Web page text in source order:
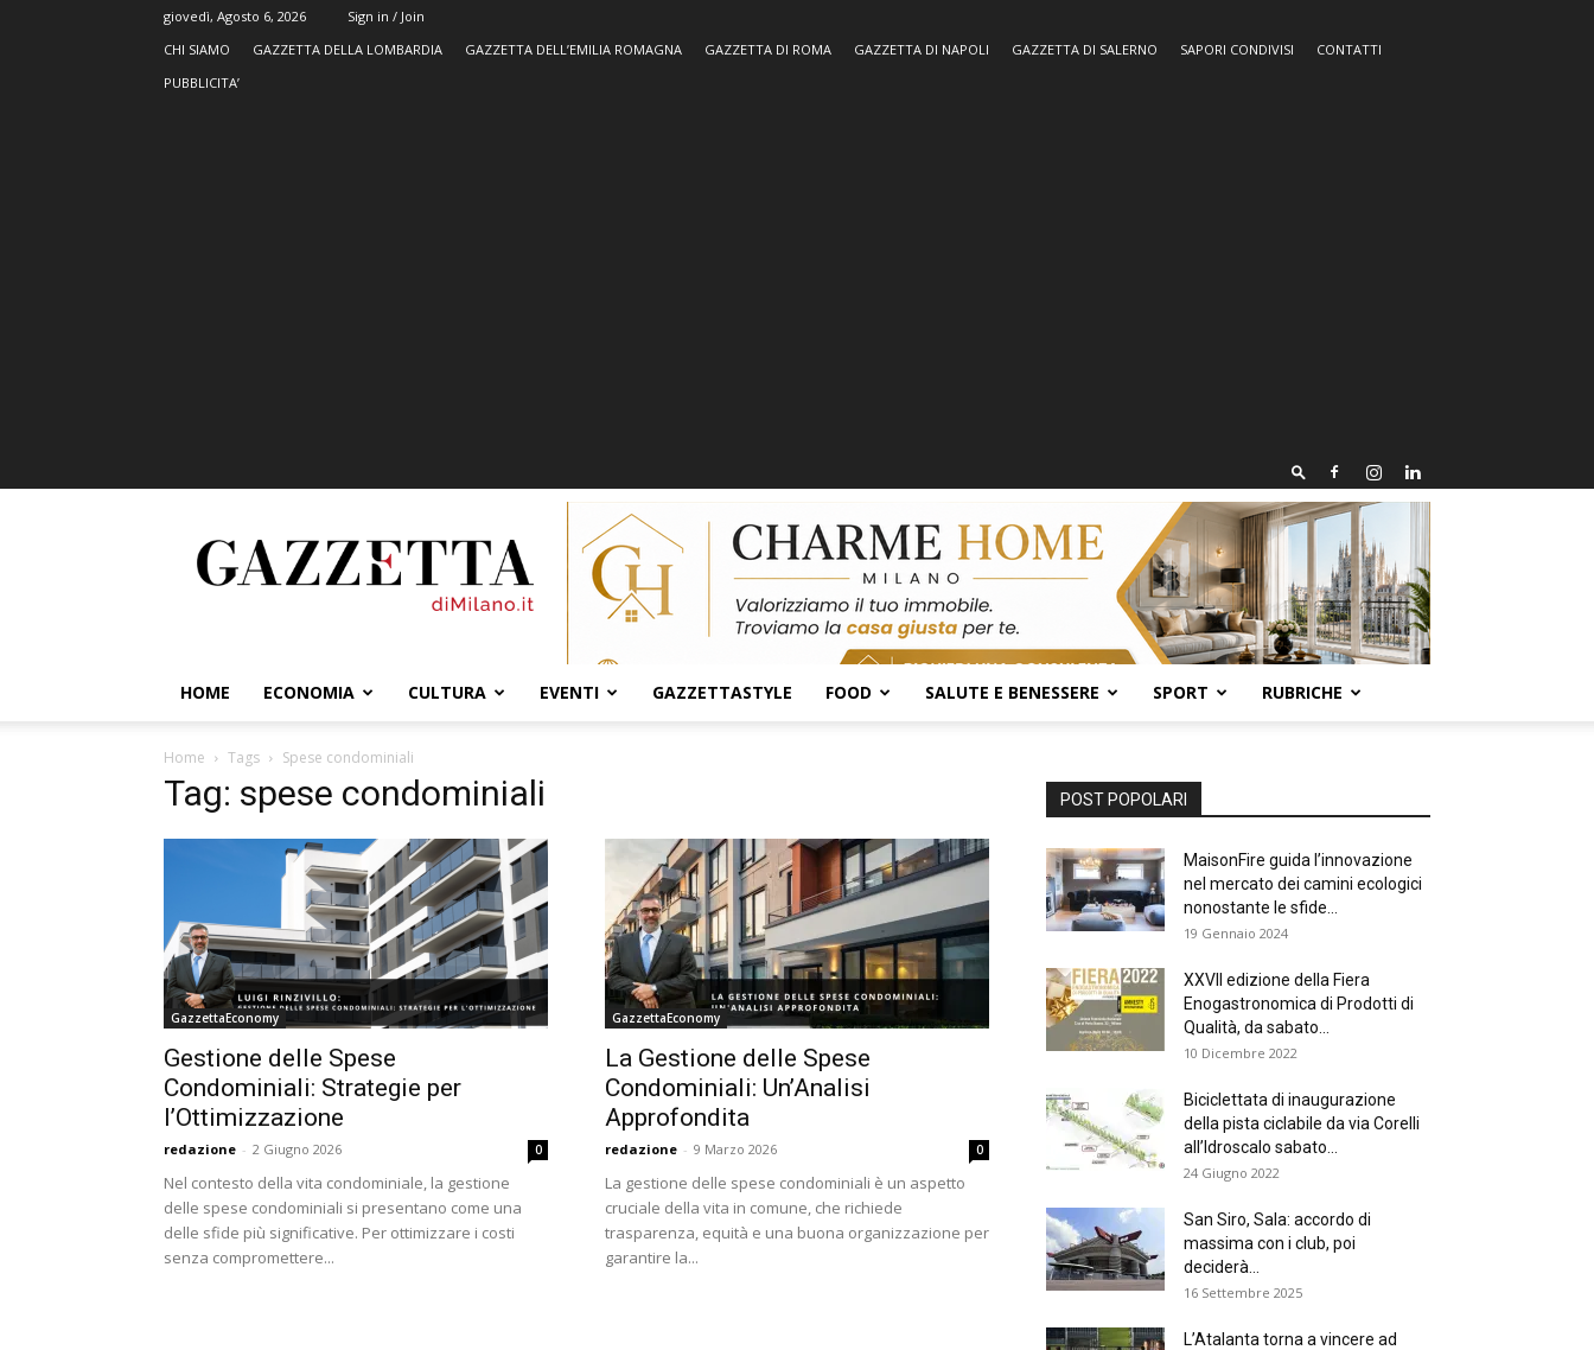
giovedì, Agosto 6, 2026
Sign in / Join
CHI SIAMO
GAZZETTA DELLA LOMBARDIA GAZZETTA DELL’EMILIA ROMAGNA GAZZETTA DI ROMA GAZZETTA DI NAPOLI GAZZETTA DI SALERNO SAPORI CONDIVISI
CONTATTI
PUBBLICITA’
HOME ECONOMIA CULTURA EVENTI GAZZETTASTYLE FOOD SALUTE E BENESSERE SPORT RUBRICHE
Home Tags Spese condominiali
Tag: spese condominiali
GazzettaEconomy
Gestione delle Spese
Condominiali: Strategie per
l’Ottimizzazione
redazione - 2 Giugno 2026 0
Nel contesto della vita condominiale, la gestione
delle spese condominiali si presentano come una
delle sfide più significative. Per ottimizzare i costi
senza compromettere...
GazzettaEconomy
La Gestione delle Spese
Condominiali: Un’Analisi
Approfondita
redazione - 9 Marzo 2026 0
La gestione delle spese condominiali è un aspetto
cruciale della vita in comune, che richiede
trasparenza, equità e una buona organizzazione per
garantire la...
POST POPOLARI
MaisonFire guida l’innovazione
nel mercato dei camini ecologici
nonostante le sfide...
19 Gennaio 2024
XXVII edizione della Fiera
Enogastronomica di Prodotti di
Qualità, da sabato...
10 Dicembre 2022
Biciclettata di inaugurazione
della pista ciclabile da via Corelli
all’Idroscalo sabato...
24 Giugno 2022
San Siro, Sala: accordo di
massima con i club, poi
deciderà...
16 Settembre 2025
L’Atalanta torna a vincere ad